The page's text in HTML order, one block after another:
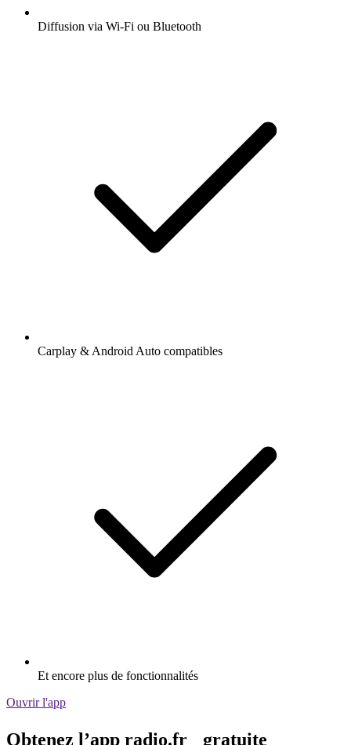
Diffusion via Wi-Fi ou Bluetooth
Carplay & Android Auto compatibles
Et encore plus de fonctionnalités
Ouvrir l'app
Obtenez l’app radio.fr gratuite